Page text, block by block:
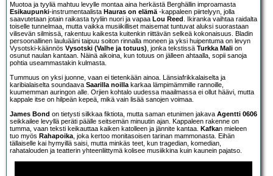
Muotoa ja tyyliä mahtuu levylle montaa aina herkästä Berghällin improamasta
Esikaupunki-instrumentaalista Hauras on elämä-kappaleen piirtelyyn, jolla
saavutetaan jotain raikasta tyyliin nuori ja vapaa Lou Reed . Ikiranka vaihtaa raidalta
toiselle tunnelmaa, mutta vaikka musiikilliset maisemat tuntuvat aluksi suorastaan
vilisevän silmissä, rakentuu kaikesta kuitenkin riittävän selkeä kokonaisuus. Bladin
persoonallinen lauluääni taipuu soiton rinnalla moneen ja yksi huipentuma on levyn
Vysotski-käännös Vysotski (Valhe ja totuus), jonka tekstissä Turkka Mali on
osunut naulan kantaan. Näinä aikoina, kun totuus on jälleen ahtaalla, sopii sanoja
pohtia useammastakin kulmasta.
Tummuus on yksi juonne, vaan ei tietenkään ainoa. Länsiafrikkalaiselta ja
karibialaiselta soundaava Saarilla noillakarkaa lämpimämmille rannoille,
kuumemman auringon alle. Orjien kohtalo uudessa maailmassa ei ollut häävi, mutta
kappale itse on hilpeän kepeä, mikä vain lisää sanojen voimaa.
James Bond on tietysti silkkaa fiktiota, mutta saman etunimen jakava Agentti 0606
seikkailee levyllä peräti päälle seitsemän minuutin ajan. Kappaleen rakenne on
tumma, vaan teksti keikauttaa kaiken katolleen ja jännite kantaa. Kafkan mieleen
tuo myös Rahapoika, joka kertoo monitasoisen tarinan mammonasta. Eihän
tällaiselle kai hymyillä saisi, mutta minkäs teet, kun tragedian, komedian,
rahatalouden ja teatterin yhteenliittymä kolisee musiikkina kuin kaunein pajatso.